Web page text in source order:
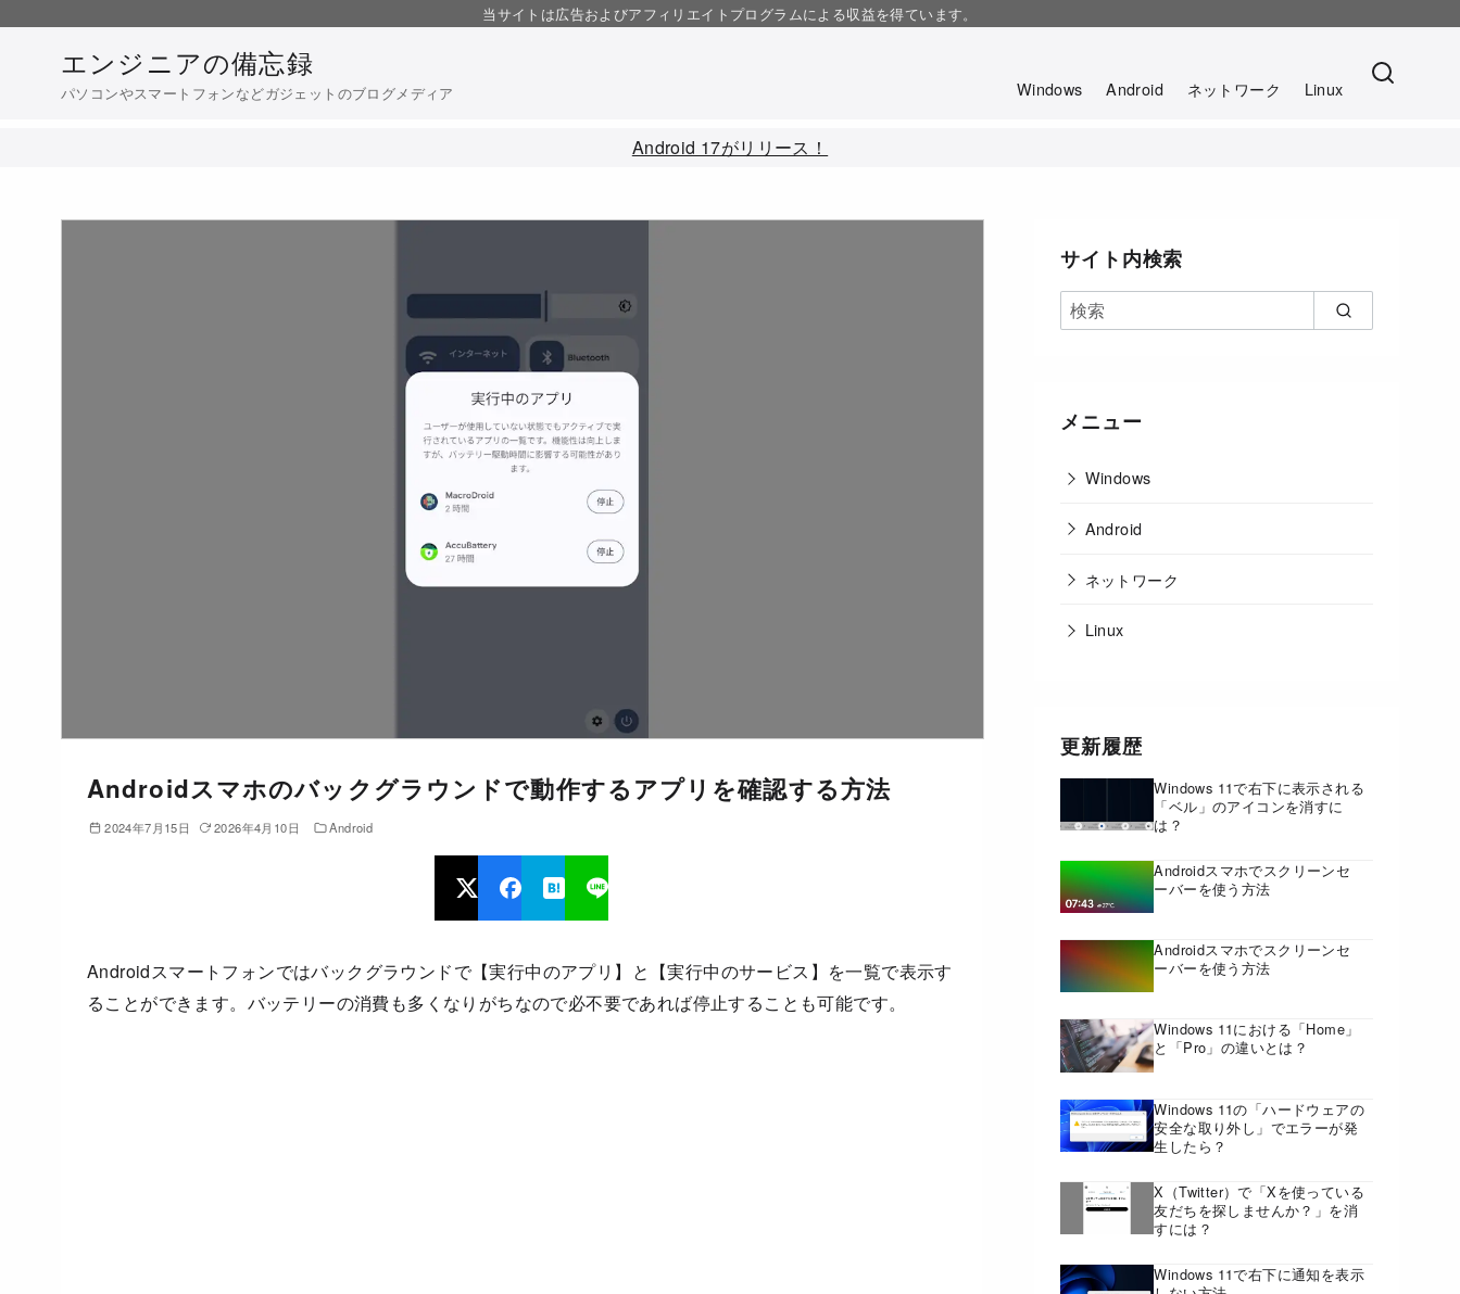
当サイトは広告およびアフィリエイトプログラムによる収益を得ています。
エンジニアの備忘録
パソコンやスマートフォンなどガジェットのブログメディア Windows Android ネットワーク Linux
Android 17がリリース！
Androidスマホのバックグラウンドで動作するアプリを確認する方法
2024年7月15日 2026年4月10日 Android
Androidスマートフォンではバックグラウンドで【実行中のアプリ】と【実行中のサービス】を一覧で表示す
ることができます。バッテリーの消費も多くなりがちなので必不要であれば停止することも可能です。
サイト内検索
メニュー
Windows
Android
ネットワーク
Linux
更新履歴
Windows 11で右下に表示される
「ベル」のアイコンを消すに
は？
Androidスマホでスクリーンセ
ーバーを使う方法
Androidスマホでスクリーンセ
ーバーを使う方法
Windows 11における「Home」
と「Pro」の違いとは？
Windows 11の「ハードウェアの
安全な取り外し」でエラーが発
生したら？
X（Twitter）で「Xを使っている
友だちを探しませんか？」を消
すには？
Windows 11で右下に通知を表示